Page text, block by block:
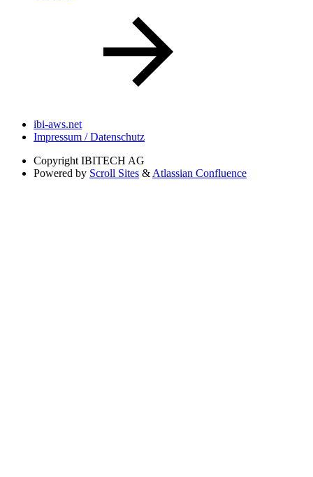
ibi-aws.net
Impressum / Datenschutz
Copyright IBITECH AG
Powered by Scroll Sites &Atlassian Confluence